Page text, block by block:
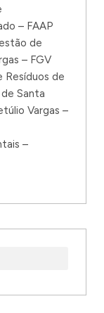
– FAAP
de
– FGV
Resíduos de
Santa
Vargas –
–